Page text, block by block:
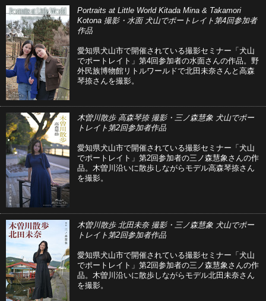
Portraits at Little World Kitada Mina & Takamori
Kotona 撮影・水面 犬山でポートレイト第4回参加者
作品
愛知県犬山市で開催されている撮影セミナー「犬山
でポートレイト」第4回参加者の水面さんの作品。野
外民族博物館リトルワールドで北田未奈さんと高森
琴捺さんを撮影。
木曽川散歩 高森琴捺 撮影・三ノ森慧象 犬山でポー
トレイト第2回参加者作品
愛知県犬山市で開催されている撮影セミナー「犬山
でポートレイト」第2回参加者の三ノ森慧象さんの作
品。木曽川沿いに散歩しながらモデル高森琴捺さん
を撮影。
木曽川散歩 北田未奈 撮影・三ノ森慧象 犬山でポー
トレイト第2回参加者作品
愛知県犬山市で開催されている撮影セミナー「犬山
でポートレイト」第2回参加者の三ノ森慧象さんの作
品。木曽川沿いに散歩しながらモデル北田未奈さん
を撮影。